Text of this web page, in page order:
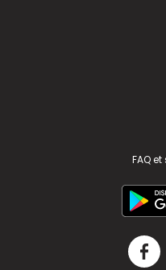
FAQ